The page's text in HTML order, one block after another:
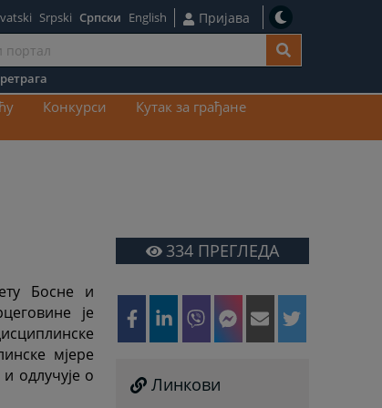
Srpski Српски English Пријава
Конкурси
Кутак за грађане
Босне и
је
мјере
одлучује о
334 ПРЕГЛЕДА
Линкови